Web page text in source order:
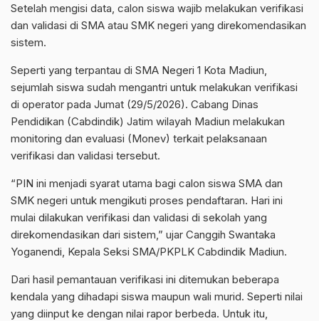
Setelah mengisi data, calon siswa wajib melakukan verifikasi
dan validasi di SMA atau SMK negeri yang direkomendasikan
sistem.
Seperti yang terpantau di SMA Negeri 1 Kota Madiun,
sejumlah siswa sudah mengantri untuk melakukan verifikasi
di operator pada Jumat (29/5/2026). Cabang Dinas
Pendidikan (Cabdindik) Jatim wilayah Madiun melakukan
monitoring dan evaluasi (Monev) terkait pelaksanaan
verifikasi dan validasi tersebut.
“PIN ini menjadi syarat utama bagi calon siswa SMA dan
SMK negeri untuk mengikuti proses pendaftaran. Hari ini
mulai dilakukan verifikasi dan validasi di sekolah yang
direkomendasikan dari sistem,” ujar Canggih Swantaka
Yoganendi, Kepala Seksi SMA/PKPLK Cabdindik Madiun.
Dari hasil pemantauan verifikasi ini ditemukan beberapa
kendala yang dihadapi siswa maupun wali murid. Seperti nilai
yang diinput ke dengan nilai rapor berbeda. Untuk itu,